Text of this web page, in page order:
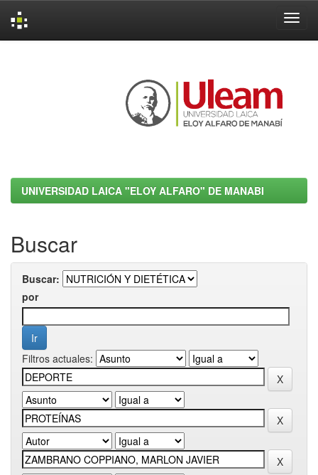
UNIVERSIDAD LAICA "ELOY ALFARO" DE MANABI
Buscar
Buscar:
por
Filtros actuales: